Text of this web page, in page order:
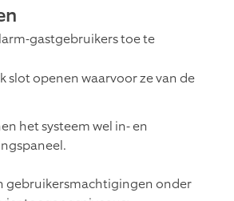
gastgebruikers toe te
slot openen waarvoor ze van de
het systeem wel in- en
gebruikersmachtigingen onder